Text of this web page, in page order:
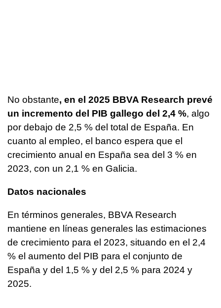
No obstante, en el 2025 BBVA Research prevé
un incremento del PIB gallego del 2,4 %, algo
por debajo de 2,5 % del total de España. En
cuanto al empleo, el banco espera que el
crecimiento anual en España sea del 3 % en
2023, con un 2,1 % en Galicia.
Datos nacionales
En términos generales, BBVA Research
mantiene en líneas generales las estimaciones
de crecimiento para el 2023, situando en el 2,4
% el aumento del PIB para el conjunto de
España y del 1,5 % y del 2,5 % para 2024 y
2025.